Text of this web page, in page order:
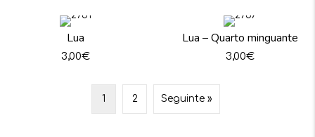
Lua
3,00€
Lua – Quarto minguante
3,00€
1 2 Seguinte »